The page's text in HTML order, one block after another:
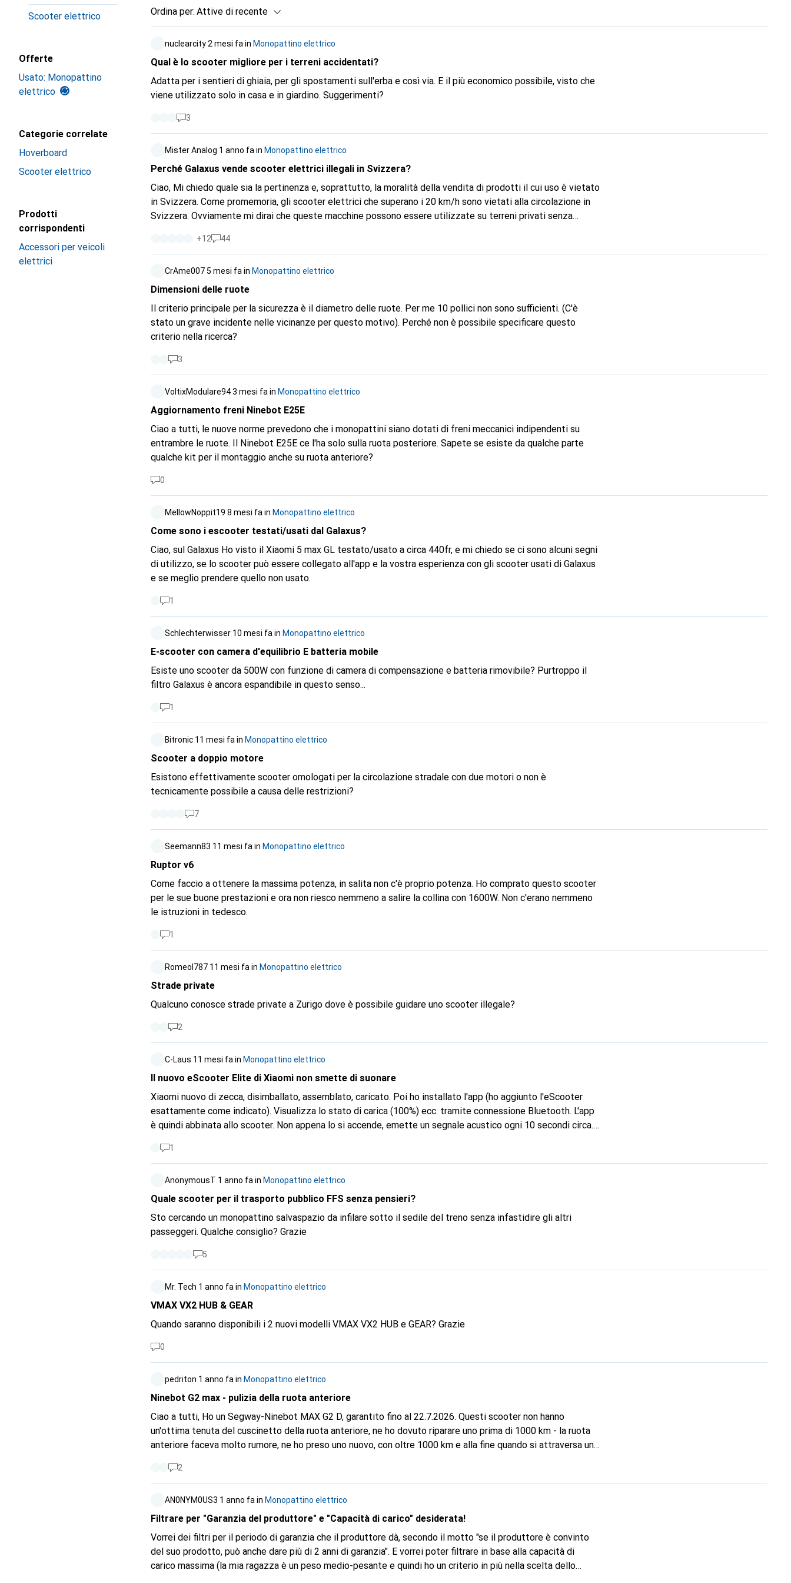
Scooter elettrico
Offerte
Usato: Monopattino
elettrico
Categorie correlate
Hoverboard
Scooter elettrico
Prodotti
corrispondenti
Accessori per veicoli
elettrici
Ordina per: Attive di recente
nuclearcity 2 mesi fa in Monopattino elettrico
Qual è lo scooter migliore per i terreni accidentati?
Adatta per i sentieri di ghiaia, per gli spostamenti sull'erba e così via. E il più economico possibile, visto che
viene utilizzato solo in casa e in giardino. Suggerimenti?
3
Mister Analog 1 anno fa in Monopattino elettrico
Perché Galaxus vende scooter elettrici illegali in Svizzera?
Ciao, Mi chiedo quale sia la pertinenza e, soprattutto, la moralità della vendita di prodotti il cui uso è vietato
in Svizzera. Come promemoria, gli scooter elettrici che superano i 20 km/h sono vietati alla circolazione in
Svizzera. Ovviamente mi dirai che queste macchine possono essere utilizzate su terreni privati senza
questi veicoli. Gli incidenti gravi sono in aumento e Galaxus dovrebbe chiedersi se è responsabile di alcuni di
questi incidenti.
+12 44
CrAme0075 mesi fa in Monopattino elettrico
Dimensioni delle ruote
Il criterio principale per la sicurezza è il diametro delle ruote. Per me 10 pollici non sono sufficienti. (C'è
stato un grave incidente nelle vicinanze per questo motivo). Perché non è possibile specificare questo
criterio nella ricerca?
3
VoltixModulare943 mesi fa in Monopattino elettrico
Aggiornamento freni Ninebot E25E
Ciao a tutti, le nuove norme prevedono che i monopattini siano dotati di freni meccanici indipendenti su
entrambre le ruote. Il Ninebot E25E ce l'ha solo sulla ruota posteriore. Sapete se esiste da qualche parte
qualche kit per il montaggio anche su ruota anteriore?
0
MellowNoppit19 8 mesi fa in Monopattino elettrico
Come sono i escooter testati/usati dal Galaxus?
Ciao, sul Galaxus Ho visto il Xiaomi 5 max GL testato/usato a circa 440fr, e mi chiedo se ci sono alcuni segni
di utilizzo, se lo scooter può essere collegato all'app e la vostra esperienza con gli scooter usati di Galaxus
e se meglio prendere quello non usato.
1
Schlechterwisser 10 mesi fa in Monopattino elettrico
E-scooter con camera d'equilibrio E batteria mobile
Esiste uno scooter da 500W con funzione di camera di compensazione e batteria rimovibile? Purtroppo il
filtro Galaxus è ancora espandibile in questo senso...
1
Bitronic 11 mesi fa in Monopattino elettrico
Scooter a doppio motore
Esistono effettivamente scooter omologati per la circolazione stradale con due motori o non è
tecnicamente possibile a causa delle restrizioni?
7
Seemann83 11 mesi fa in Monopattino elettrico
Ruptor v6
Come faccio a ottenere la massima potenza, in salita non c'è proprio potenza. Ho comprato questo scooter
per le sue buone prestazioni e ora non riesco nemmeno a salire la collina con 1600W. Non c'erano nemmeno
le istruzioni in tedesco.
1
RomeoI787 11 mesi fa in Monopattino elettrico
Strade private
Qualcuno conosce strade private a Zurigo dove è possibile guidare uno scooter illegale?
2
C-Laus 11 mesi fa in Monopattino elettrico
Il nuovo eScooter Elite di Xiaomi non smette di suonare
Xiaomi nuovo di zecca, disimballato, assemblato, caricato. Poi ho installato l'app (ho aggiunto l'eScooter
esattamente come indicato). Visualizza lo stato di carica (100%) ecc. tramite connessione Bluetooth. L'app
è quindi abbinata allo scooter. Non appena lo si accende, emette un segnale acustico ogni 10 secondi circa.
l'app una volta e spento e riacceso l'iPhone).
1
AnonymousT 1 anno fa in Monopattino elettrico
Quale scooter per il trasporto pubblico FFS senza pensieri?
Sto cercando un monopattino salvaspazio da infilare sotto il sedile del treno senza infastidire gli altri
passeggeri. Qualche consiglio? Grazie
5
Mr. Tech 1 anno fa in Monopattino elettrico
VMAX VX2 HUB & GEAR
Quando saranno disponibili i 2 nuovi modelli VMAX VX2 HUB e GEAR? Grazie
0
pedriton 1 anno fa in Monopattino elettrico
Ninebot G2 max - pulizia della ruota anteriore
Ciao a tutti, Ho un Segway-Ninebot MAX G2 D, garantito fino al 22.7.2026. Questi scooter non hanno
un'ottima tenuta del cuscinetto della ruota anteriore, ne ho dovuto riparare uno prima di 1000 km - la ruota
anteriore faceva molto rumore, ne ho preso uno nuovo, con oltre 1000 km e alla fine quando si attraversa un
fare rumore, lo sporco entra. Si può ancora pedalare, ma... Ho ancora la garanzia, ma questo è più "usura del
prodotto", Galaxus può fornire assistenza? Esiste un servizio di assistenza per gli scooter Segway a Zurigo?
Pagherei 50-100 CHF per un servizio di assistenza che pulisca il monopattino e sostituisca il cuscinetto
della ruota anteriore. Ne avrò bisogno probabilmente ogni 1000 km. Per il resto il monopattino è fantastico.
problema in qualche modo. Non voglio fare confusione a casa, il montaggio della ruota anteriore è piuttosto
fastidioso. Grazie
2
AN0NYM0US3 1 anno fa in Monopattino elettrico
Filtrare per "Garanzia del produttore" e "Capacità di carico" desiderata!
Vorrei dei filtri per il periodo di garanzia che il produttore dà, secondo il motto "se il produttore è convinto
del suo prodotto, può anche dare più di 2 anni di garanzia". E vorrei poter filtrare in base alla capacità di
carico massima (la mia ragazza è un peso medio-pesante e quindi ho un criterio in più nella scelta dello